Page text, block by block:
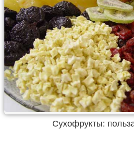
Сухофрукты: